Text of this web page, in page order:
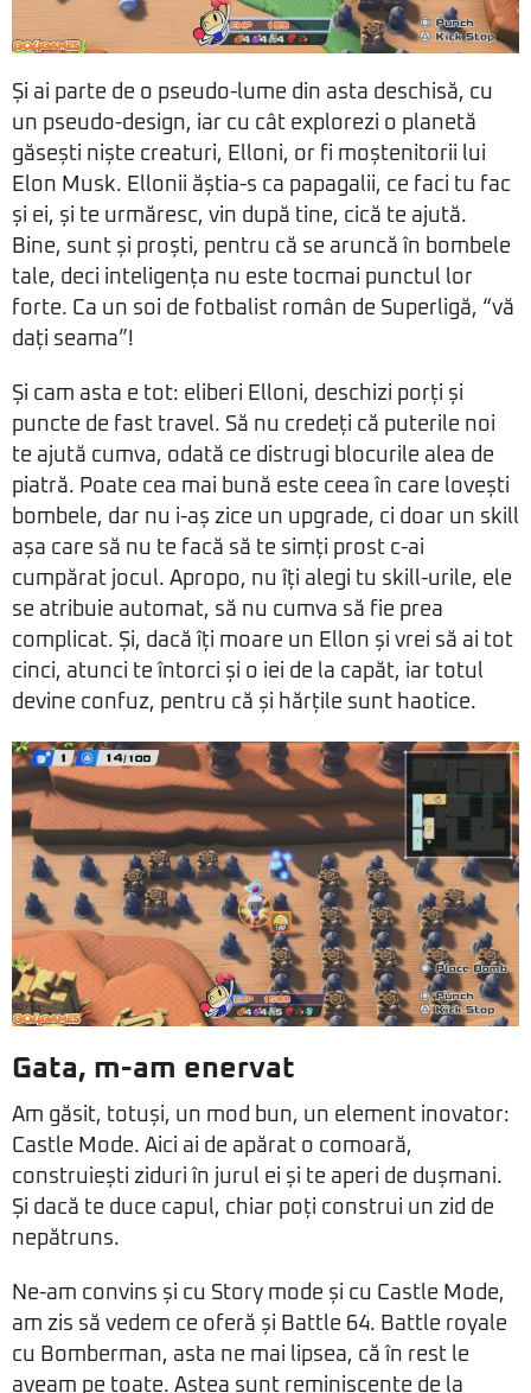
Și ai parte de o pseudo-lume din asta deschisă, cu
un pseudo-design, iar cu cât explorezi o planetă
găsești niște creaturi, Elloni, or fi moștenitorii lui
Elon Musk. Ellonii ăștia-s ca papagalii, ce faci tu fac
și ei, și te urmăresc, vin după tine, cică te ajută.
Bine, sunt și proști, pentru că se aruncă în bombele
tale, deci inteligența nu este tocmai punctul lor
forte. Ca un soi de fotbalist român de Superligă, “vă
dați seama”!
Și cam asta e tot: eliberi Elloni, deschizi porți și
puncte de fast travel. Să nu credeți că puterile noi
te ajută cumva, odată ce distrugi blocurile alea de
piatră. Poate cea mai bună este ceea în care lovești
bombele, dar nu i-aș zice un upgrade, ci doar un skill
așa care să nu te facă să te simți prost c-ai
cumpărat jocul. Apropo, nu îți alegi tu skill-urile, ele
se atribuie automat, să nu cumva să fie prea
complicat. Și, dacă îți moare un Ellon și vrei să ai tot
cinci, atunci te întorci și o iei de la capăt, iar totul
devine confuz, pentru că și hărțile sunt haotice.
Gata, m-am enervat
Am găsit, totuși, un mod bun, un element inovator:
Castle Mode. Aici ai de apărat o comoară,
construiești ziduri în jurul ei și te aperi de dușmani.
Și dacă te duce capul, chiar poți construi un zid de
nepătruns.
Ne-am convins și cu Story mode și cu Castle Mode,
am zis să vedem ce oferă și Battle 64. Battle royale
cu Bomberman, asta ne mai lipsea, că în rest le
aveam pe toate. Astea sunt reminiscențe de la